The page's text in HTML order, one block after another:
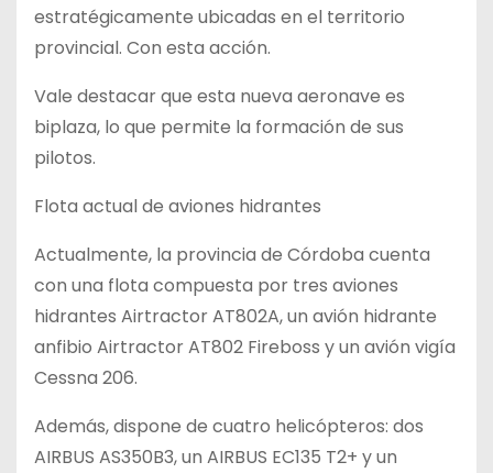
estratégicamente ubicadas en el territorio
provincial. Con esta acción.
Vale destacar que esta nueva aeronave es
biplaza, lo que permite la formación de sus
pilotos.
Flota actual de aviones hidrantes
Actualmente, la provincia de Córdoba cuenta
con una flota compuesta por tres aviones
hidrantes Airtractor AT802A, un avión hidrante
anfibio Airtractor AT802 Fireboss y un avión vigía
Cessna 206.
Además, dispone de cuatro helicópteros: dos
AIRBUS AS350B3, un AIRBUS EC135 T2+ y un